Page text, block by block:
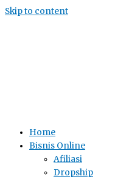
Skip to content
Home
Bisnis Online
Afiliasi
Dropship